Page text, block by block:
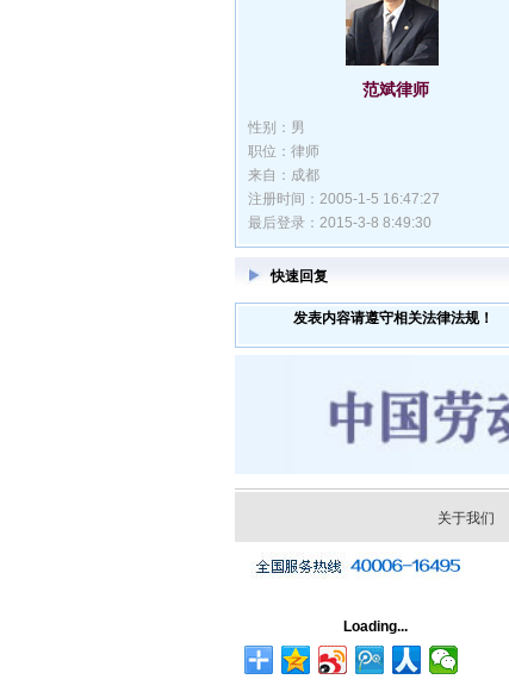
范斌律师
性别：男
职位：律师
来自：成都
注册时间：2005-1-5 16:47:27
最后登录：2015-3-8 8:49:30
快速回复
发表内容请遵守相关法律法规！
关于我们
Loading...